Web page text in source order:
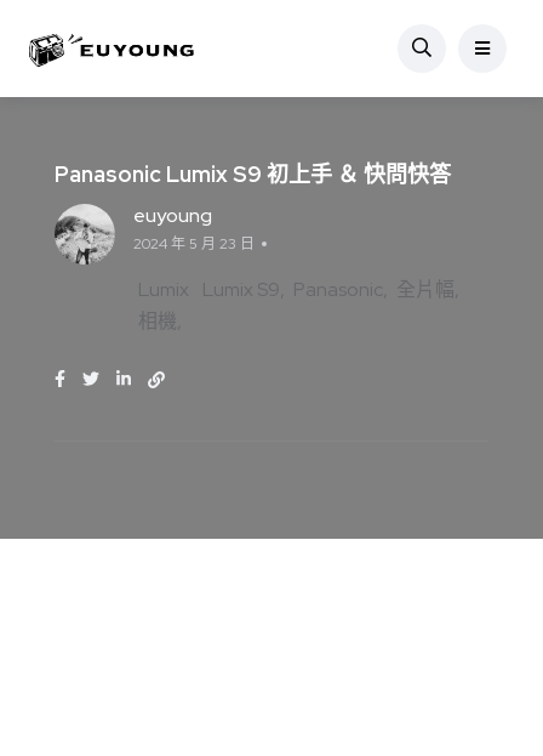
Panasonic Lumix S9 初上手 ＆ 快問快答
euyoung
2024 年 5 月 23 日
Lumix Lumix S9 Panasonic
全片幅
相機